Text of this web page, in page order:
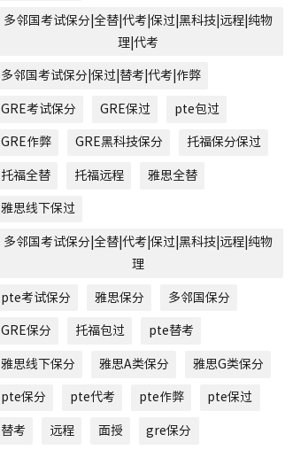
多邻国考试保分|全替|代考|保过|黑科技|远程|纯物
理|代考
多邻国考试保分|保过|替考|代考|作弊
GRE考试保分 GRE保过 pte包过
GRE作弊 GRE黑科技保分 托福保分保过
托福全替 托福远程 雅思全替
雅思线下保过
多邻国考试保分|全替|代考|保过|黑科技|远程|纯物
理
pte考试保分 雅思保分 多邻国保分
GRE保分 托福包过 pte替考
雅思线下保分 雅思A类保分 雅思G类保分
pte保分 pte代考 pte作弊 pte保过
替考 远程 面授 gre保分